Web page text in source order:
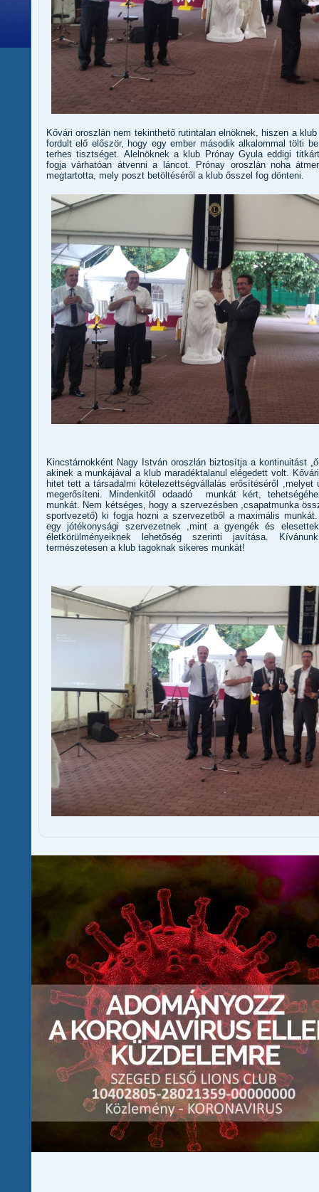
Kővári oroszlán nem tekinthető rutintalan elnöknek, hiszen a
fordult elő először, hogy egy ember második alkalommal tölti
terhes tisztséget. Alelnöknek a klub Prónay Gyula eddigi
fogja várhatóan átvenni a láncot. Prónay oroszlán noha
megtartotta, mely poszt betöltéséről a klub ősszel fog dönteni.
Kincstárnokként Nagy István oroszlán biztosítja a kontinuitást
akinek a munkájával a klub maradéktalanul elégedett volt.
hitet tett a társadalmi kötelezettségvállalás erősítéséről
megerősíteni. Mindenkitől odaadó munkát kért,
munkát. Nem kétséges, hogy a szervezésben ,csapatmunka
sportvezető) ki fogja hozni a szervezetből a maximális
egy jótékonysági szervezetnek ,mint a gyengék és
életkörülményeiknek lehetőség szerinti javítása.
természetesen a klub tagoknak sikeres munkát!